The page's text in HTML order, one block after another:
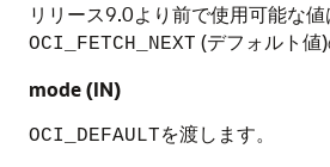
リリース9.0より前で使用可能な値
OCI_FETCH_NEXT (デフォルト値)
mode(IN)
OCI_DEFAULTを渡します。